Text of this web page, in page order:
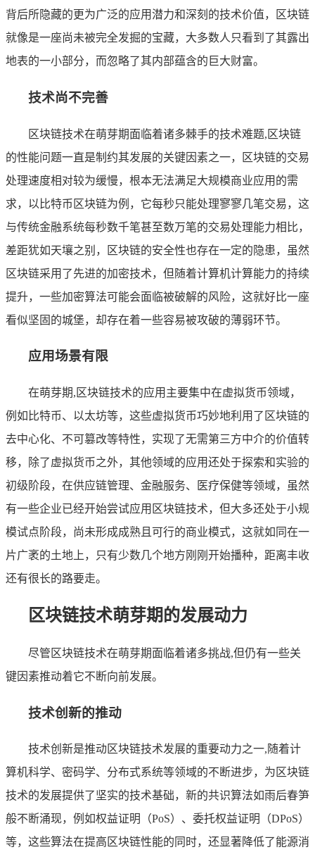
背后所隐藏的更为广泛的应用潜力和深刻的技术价值，区块链
就像是一座尚未被完全发掘的宝藏，大多数人只看到了其露出
地表的一小部分，而忽略了其内部蕴含的巨大财富。
技术尚不完善
区块链技术在萌芽期面临着诸多棘手的技术难题,区块链
的性能问题一直是制约其发展的关键因素之一，区块链的交易
处理速度相对较为缓慢，根本无法满足大规模商业应用的需
求，以比特币区块链为例，它每秒只能处理寥寥几笔交易，这
与传统金融系统每秒数千笔甚至数万笔的交易处理能力相比，
差距犹如天壤之别，区块链的安全性也存在一定的隐患，虽然
区块链采用了先进的加密技术，但随着计算机计算能力的持续
提升，一些加密算法可能会面临被破解的风险，这就好比一座
看似坚固的城堡，却存在着一些容易被攻破的薄弱环节。
应用场景有限
在萌芽期,区块链技术的应用主要集中在虚拟货币领域，
例如比特币、以太坊等，这些虚拟货币巧妙地利用了区块链的
去中心化、不可篡改等特性，实现了无需第三方中介的价值转
移，除了虚拟货币之外，其他领域的应用还处于探索和实验的
初级阶段，在供应链管理、金融服务、医疗保健等领域，虽然
有一些企业已经开始尝试应用区块链技术，但大多还处于小规
模试点阶段，尚未形成成熟且可行的商业模式，这就如同在一
片广袤的土地上，只有少数几个地方刚刚开始播种，距离丰收
还有很长的路要走。
区块链技术萌芽期的发展动力
尽管区块链技术在萌芽期面临着诸多挑战,但仍有一些关
键因素推动着它不断向前发展。
技术创新的推动
技术创新是推动区块链技术发展的重要动力之一,随着计
算机科学、密码学、分布式系统等领域的不断进步，为区块链
技术的发展提供了坚实的技术基础，新的共识算法如雨后春笋
般不断涌现，例如权益证明（PoS）、委托权益证明（DPoS）
等，这些算法在提高区块链性能的同时，还显著降低了能源消